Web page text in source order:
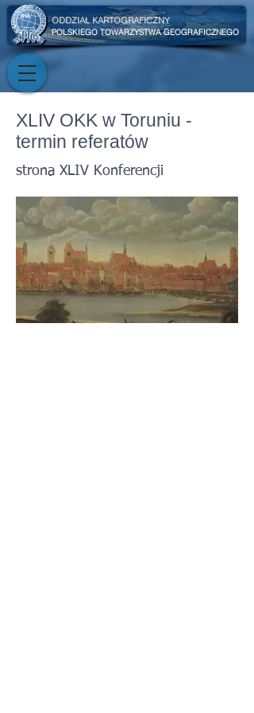
ODDZIAŁ KARTOGRAFICZNY
POLSKIEGO TOWARZYSTWA GEOGRAFICZNEGO
XLIV OKK w Toruniu -
termin referatów
strona XLIV Konferencji